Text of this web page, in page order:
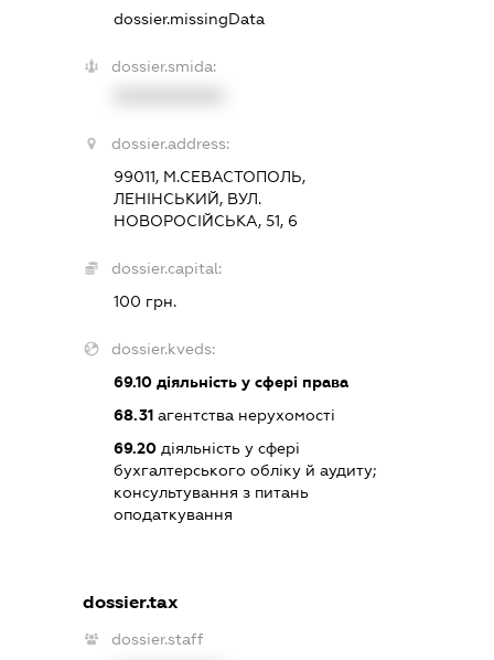
dossier.missingData
dossier.smida:
dossier.address:
99011, М.СЕВАСТОПОЛЬ,
ЛЕНІНСЬКИЙ, ВУЛ.
НОВОРОСІЙСЬКА, 51, 6
dossier.capital:
100 грн.
dossier.kveds:
69.10діяльність у сфері права
68.31агентства нерухомості
69.20діяльність у сфері
бухгалтерського обліку й аудиту;
консультування з питань
оподаткування
dossier.tax
dossier.staff